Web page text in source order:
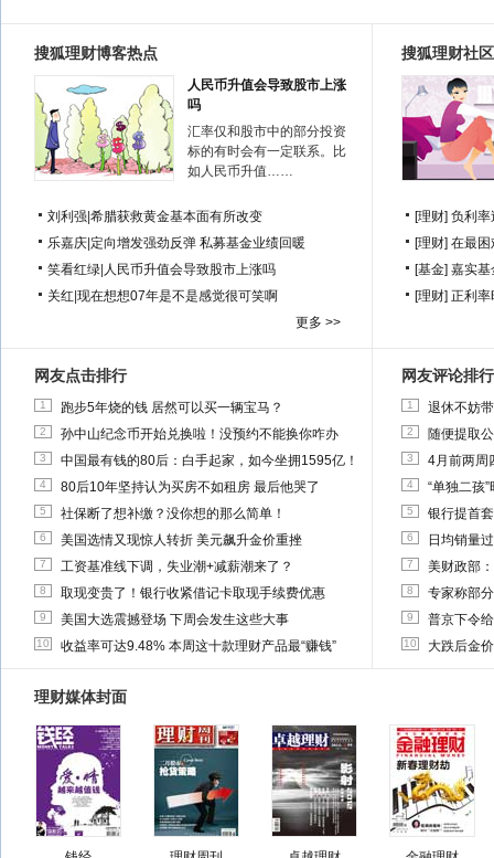
搜狐理财博客热点
人民币升值会导致股市上涨
吗
汇率仅和股市中的部分投资
标的有时会有一定联系。比
如人民币升值……
刘利强 希腊获救黄金基本面有所改变
乐嘉庆 定向增发强劲反弹 私募基金业绩回暖
笑看红绿 人民币升值会导致股市上涨吗
关红 现在想想07年是不是感觉很可笑啊
更多 >>
搜狐理财社
[理财] 负利率
[理财] 在最困
[基金] 嘉实基
[理财] 正利率
网友点击排行
1 跑步5年烧的钱 居然可以买一辆宝马？
2 孙中山纪念币开始兑换啦！没预约不能换你咋办
3 中国最有钱的80后：白手起家，如今坐拥1595亿！
4 80后10年坚持认为买房不如租房 最后他哭了
5 社保断了想补缴？没你想的那么简单！
6 美国选情又现惊人转折 美元飙升金价重挫
7 工资基准线下调，失业潮+减薪潮来了？
8 取现变贵了！银行收紧借记卡取现手续费优惠
9 美国大选震撼登场 下周会发生这些大事
10 收益率可达9.48% 本周这十款理财产品最“赚钱”
网友评论排行
1 退休不妨
2 随便提取
3 4月前两周
4 “单独二孩
5 银行提首
6 日均销量
7 美财政部
8 专家称部
9 普京下令
10 大跌后金
理财媒体封面